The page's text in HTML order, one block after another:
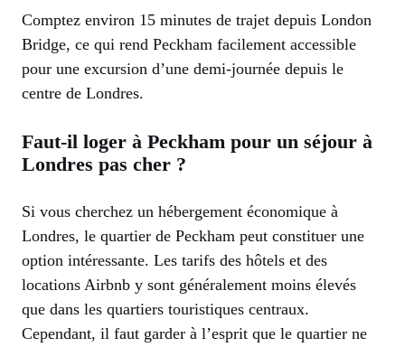
Comptez environ 15 minutes de trajet depuis London
Bridge, ce qui rend Peckham facilement accessible
pour une excursion d’une demi-journée depuis le
centre de Londres.
Faut-il loger à Peckham pour un séjour à
Londres pas cher ?
Si vous cherchez un hébergement économique à
Londres, le quartier de Peckham peut constituer une
option intéressante. Les tarifs des hôtels et des
locations Airbnb y sont généralement moins élevés
que dans les quartiers touristiques centraux.
Cependant, il faut garder à l’esprit que le quartier ne